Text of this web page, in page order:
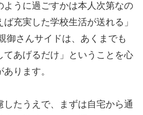
ように過ごすかは本人次第なの
充実した学校生活が送れる」
御さんサイドは、あくまでも
てあげるだけ」ということを心
ります。
したうえで、まずは自宅から通